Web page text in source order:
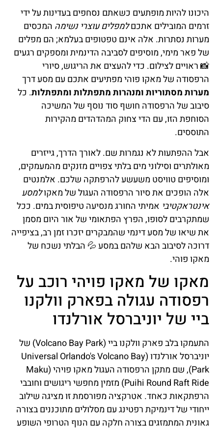
היכונו להיות מופתעים כשאתם נסחפים בעדינות על ידי
זרמים המובילים אתכםלמפלים עוצרי נשימה המכסים
מערות נסתרות. אלה אינם טפטופים בעלמא; הם מפלים
של פאר מימי, מוסיפים לסביבה הדינמית ומספקים רגעים
📸 ראויים לצילום. כדי להעצים את הריגוש, סיורי
הרפסודה של מאקו פוהי מפתיעים אתכם עם מסע דרך
מערות מסתוריות ומנהרות מתפתלות ומתפתלות. כל
סיבוב של הרפסודה חושף סוד נוסף של המשיכה
הסוחפת הזו, עם הדי צחוק המהדהדים מהקירות
התוססים.
אבל ההפתעות לא נגמרות שם. לאורך הדרך, גייזרים
מאולתרים וסילוני מים בלתי צפויים מזנקים מהמעמקים,
ומוסיפים טוויסט משעשע להרפתקה שלכם. אלמנטים
אלה הופכים את סיור הרפסודה העגול של מאקולמסע
אינטראקטיבי אמיתי החורג מנסיעה טיפוסית במים. ככל
שמתקרבים לסופו, הפרץ הפתאומי של אור היום מסמן
את שיאו של מסע דינמי שהמבקרים יזכרו זמן רב, בציפייה
דרוכה לסיבוב הבא שלהם במסע 💦 הבלתי נשכח של
מאקו פוהי.
מאקו של מאקו פויהי רוכב על
רפסודה עגולה בפארק וולקנו
ביי של יוניברסל אורלנדו
התעמקו בלב פארק וולקנו ביי (Volcano Bay Park) של
יוניברסל אורלנדו (Universal Orlando's Volcano Bay
Park), שם מתקן הרפסודה העגול מאקו פויהי (Maku
Puihi Round Raft Ride) מזמין מחפשי ריגושים וחובבי
הרפתקאות כאחד. אטרקציה מפורסמת זו מציגה שילוב
ייחודי של דינמיקת רפטינג עם מסלולים מתוכננים בצורה
גאונית המתמזגים בצורה חלקה עם הנוף הטרופי השופע